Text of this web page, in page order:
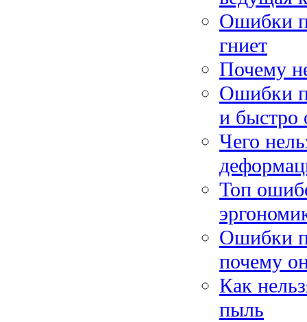
Ошибки
гниет
Почему
Ошибки
и быстро
Чего
Топ
Ошибки
почему
Как
пыль